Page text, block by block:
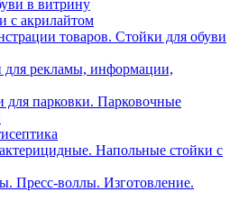
в витрину
с акрилайтом
товаров. Стойки для обуви
для рекламы, информации,
для парковки. Парковочные
Напольные стойки с
Пресс-воллы. Изготовление.